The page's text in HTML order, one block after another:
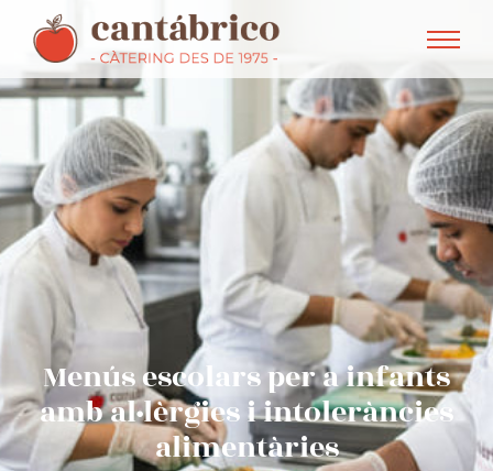
Menús escolars per a infants
amb al·lèrgies i intoleràncies
alimentàries